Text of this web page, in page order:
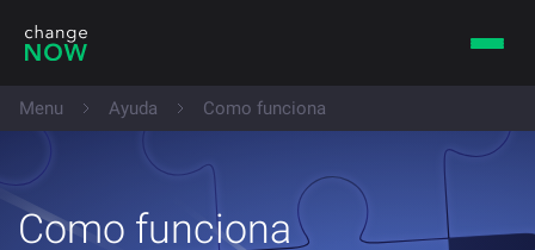
Menu Ayuda Como funciona
Como funciona